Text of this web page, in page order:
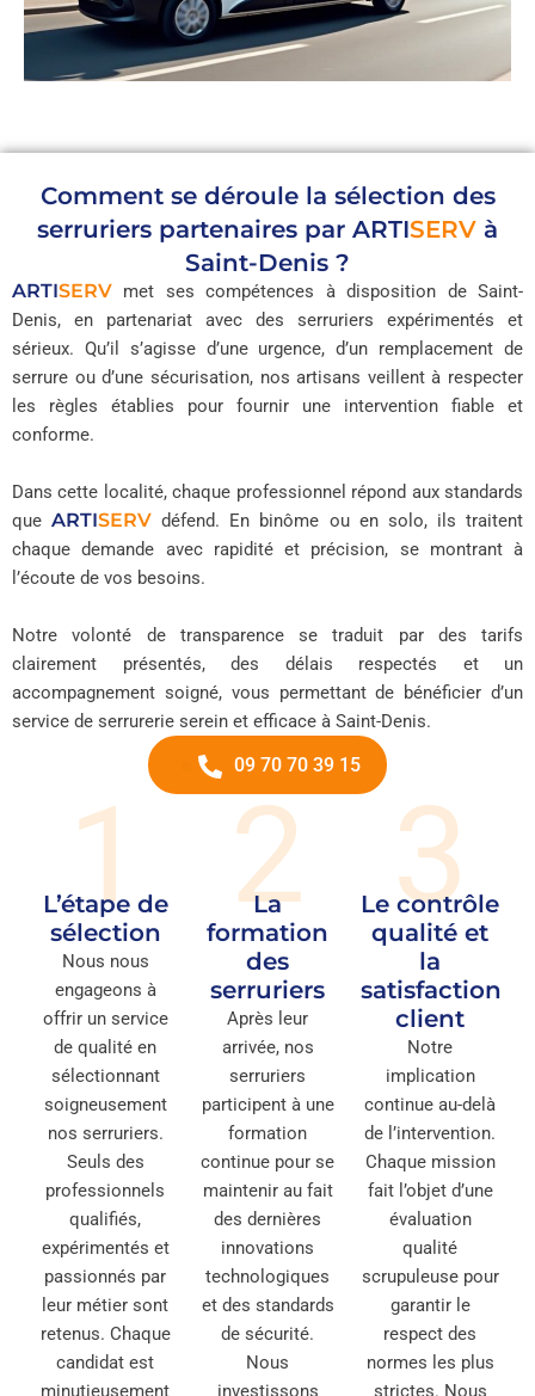
Comment se déroule la sélection des
serruriers partenaires par ARTISERV à
Saint-Denis ?
ARTISERV met ses compétences à disposition de Saint-
Denis, en partenariat avec des serruriers expérimentés et
sérieux. Qu’il s’agisse d’une urgence, d’un remplacement de
serrure ou d’une sécurisation, nos artisans veillent à respecter
les règles établies pour fournir une intervention fiable et
conforme.
Dans cette localité, chaque professionnel répond aux standards
queARTISERV défend. En binôme ou en solo, ils traitent
chaque demande avec rapidité et précision, se montrant à
l’écoute de vos besoins.
Notre volonté de transparence se traduit par des tarifs
clairement présentés, des délais respectés et un
accompagnement soigné, vous permettant de bénéficier d’un
service de serrurerie serein et efficace à Saint-Denis.
09 70 70 39 15
1
L’étape de
sélection
Nous nous
engageons à
offrir un service
de qualité en
sélectionnant
soigneusement
nos serruriers.
Seuls des
professionnels
qualifiés,
expérimentés et
passionnés par
leur métier sont
retenus. Chaque
candidat est
2
La
formation
des
serruriers
Après leur
arrivée, nos
serruriers
participent à une
formation
continue pour se
maintenir au fait
des dernières
innovations
technologiques
et des standards
de sécurité.
Nous
3
Le contrôle
qualité et
la
satisfaction
client
Notre
implication
continue au-delà
de l’intervention.
Chaque mission
fait l’objet d’une
évaluation
qualité
scrupuleuse pour
garantir le
respect des
normes les plus